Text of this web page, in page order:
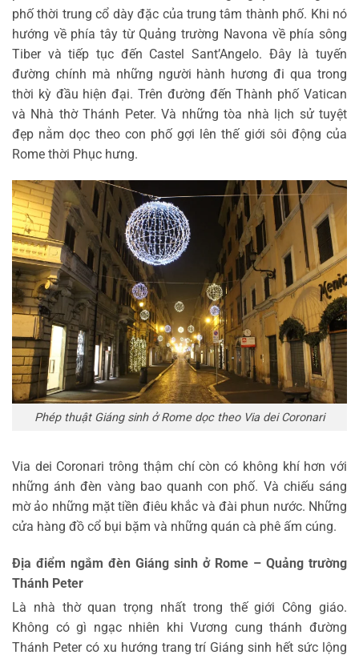
phố thời trung cổ dày đặc của trung tâm thành phố. Khi nó
hướng về phía tây từ Quảng trường Navona về phía sông
Tiber và tiếp tục đến Castel Sant’Angelo. Đây là tuyến
đường chính mà những người hành hương đi qua trong
thời kỳ đầu hiện đại. Trên đường đến Thành phố Vatican
và Nhà thờ Thánh Peter. Và những tòa nhà lịch sử tuyệt
đẹp nằm dọc theo con phố gợi lên thế giới sôi động của
Rome thời Phục hưng.
Phép thuật Giáng sinh ở Rome dọc theo Via dei Coronari
Via dei Coronari trông thậm chí còn có không khí hơn với
những ánh đèn vàng bao quanh con phố. Và chiếu sáng
mờ ảo những mặt tiền điêu khắc và đài phun nước. Những
cửa hàng đồ cổ bụi bặm và những quán cà phê ấm cúng.
Địa điểm ngắm đèn Giáng sinh ở Rome – Quảng trường
Thánh Peter
Là nhà thờ quan trọng nhất trong thế giới Công giáo.
Không có gì ngạc nhiên khi Vương cung thánh đường
Thánh Peter có xu hướng trang trí Giáng sinh hết sức lộng